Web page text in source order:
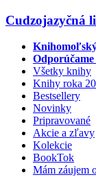
Cudzojazyčná
Odporúčame
Všetky knihy
Knihy roka
Bestsellery
Novinky
Pripravované
Akcie a zľavy
Kolekcie
BookTok
Mám záujem